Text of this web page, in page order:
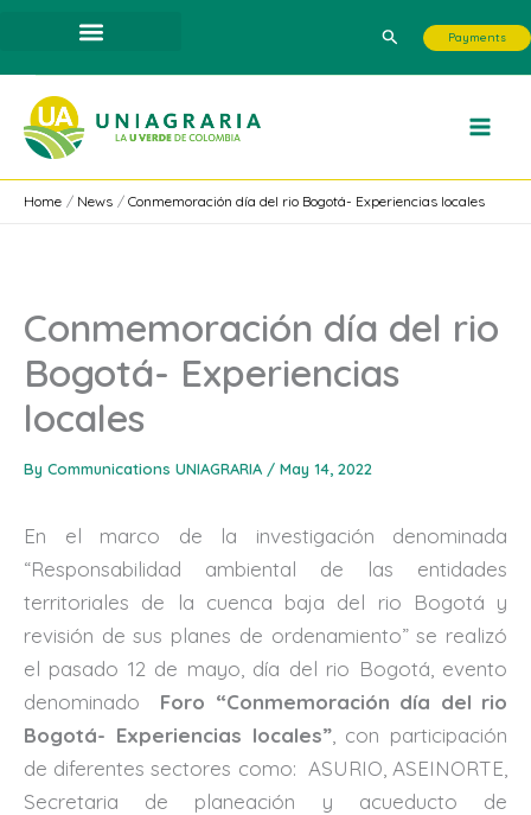
content
Search Payments
Home News Conmemoración día del rio Bogotá- Experiencias locales
Conmemoración día del rio
Bogotá- Experiencias
locales
By Communications UNIAGRARIA / May 14, 2022
En el marco de la investigación denominada
“Responsabilidad ambiental de las entidades
territoriales de la cuenca baja del rio Bogotá y
revisión de sus planes de ordenamiento” se realizó
el pasado 12 de mayo, día del rio Bogotá, evento
denominado
Foro “Conmemoración día del rio
Bogotá- Experiencias locales”, con participación
de diferentes sectores como: ASURIO, ASEINORTE,
Secretaria de planeación y acueducto de